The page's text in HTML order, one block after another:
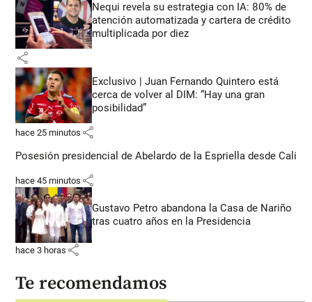
Nequi revela su estrategia con IA: 80% de
atención automatizada y cartera de crédito
multiplicada por diez
share
Exclusivo | Juan Fernando Quintero está
cerca de volver al DIM: “Hay una gran
posibilidad”
hace 25 minutos share
Posesión presidencial de Abelardo de la Espriella desde Cali
hace 45 minutos share
Gustavo Petro abandona la Casa de Nariño
tras cuatro años en la Presidencia
hace 3 horas share
Te recomendamos